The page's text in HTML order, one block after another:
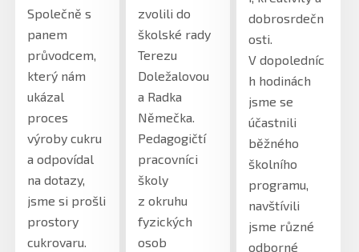
Společně s
panem
průvodcem,
který nám
ukázal
proces
výroby cukru
a odpovídal
na dotazy,
jsme si prošli
prostory
cukrovaru.
zvolili do
školské rady
Terezu
Doležalovou
a Radka
Němečka.
Pedagogičtí
pracovníci
školy
z okruhu
fyzických
osob
dobrosrdečn
osti.
V dopoledníc
h hodinách
jsme se
účastnili
běžného
školního
programu,
navštívili
jsme různé
odborné